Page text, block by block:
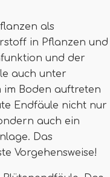
als
in Pflanzen und
und der
auch unter
im Boden auftreten
Endfäule nicht nur
auch ein
Das
Vorgehensweise!